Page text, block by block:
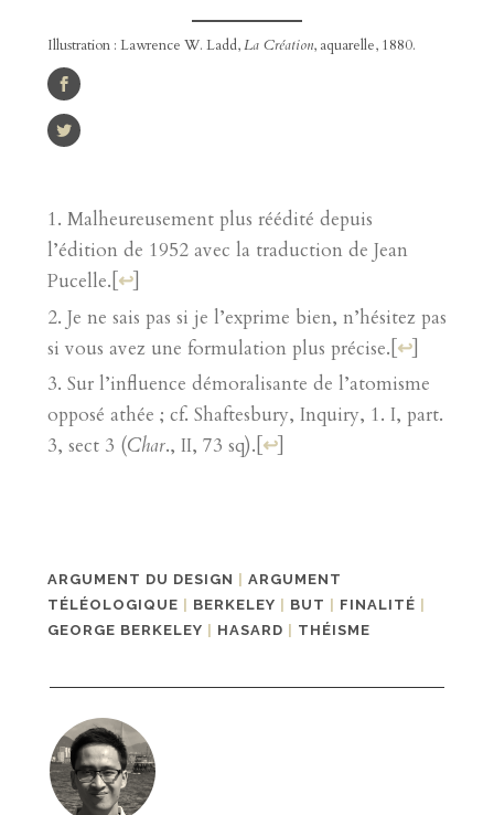
Illustration : Lawrence W. Ladd,La Création, aquarelle, 1880.
Malheureusement plus réédité depuis
l’édition de 1952 avec la traduction de Jean
Pucelle. ↩]
Je ne sais pas si je l’exprime bien, n’hésitez pas
si vous avez une formulation plus précise. ↩]
Sur l’influence démoralisante de l’atomisme
opposé athée ; cf. Shaftesbury, Inquiry, 1. I, part.
3, sect 3 (Char., II, 73 sq). ↩]
ARGUMENT DU DESIGN
ARGUMENT
TÉLÉOLOGIQUE
BERKELEY BUT FINALITÉ
GEORGE BERKELEY
HASARD THÉISME